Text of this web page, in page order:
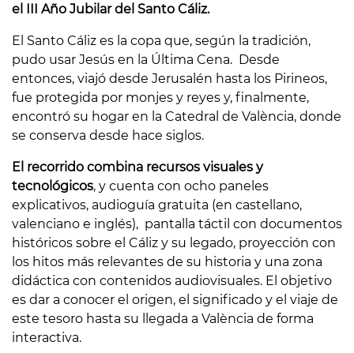
el III Año Jubilar del Santo Cáliz.
El Santo Cáliz es la copa que, según la tradición,
pudo usar Jesús en la Última Cena. Desde
entonces, viajó desde Jerusalén hasta los Pirineos,
fue protegida por monjes y reyes y, finalmente,
encontró su hogar en la Catedral de València, donde
se conserva desde hace siglos.
El recorrido combina recursos visuales y
tecnológicos, y cuenta con ocho paneles
explicativos, audioguía gratuita (en castellano,
valenciano e inglés), pantalla táctil con documentos
históricos sobre el Cáliz y su legado, proyección con
los hitos más relevantes de su historia y una zona
didáctica con contenidos audiovisuales. El objetivo
es dar a conocer el origen, el significado y el viaje de
este tesoro hasta su llegada a València de forma
interactiva.